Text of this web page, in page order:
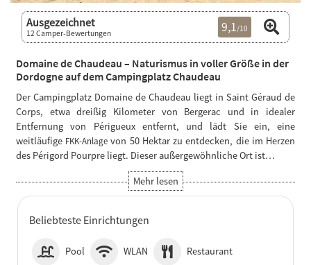
Beliebteste Einrichtungen
Pool WLAN Restaurant
Ausgezeichnet
12 Camper-Bewertungen 9,1/10
Domaine de Chaudeau – Naturismus in voller Größe in der
Dordogne auf dem Campingplatz Chaudeau
Der Campingplatz Domaine de Chaudeau liegt in Saint Géraud de
Corps, etwa dreißig Kilometer von Bergerac und in idealer
Entfernung von Périgueux entfernt, und lädt Sie ein, eine
weitläufige FKK-Anlage von 50 Hektar zu entdecken, die im Herzen
des Périgord Pourpre liegt. Dieser außergewöhnliche Ort ist…